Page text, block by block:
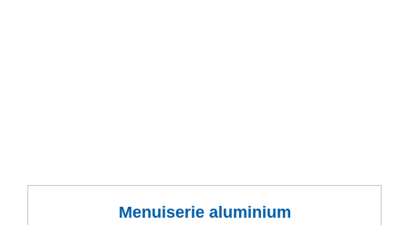
Menuiserie aluminium